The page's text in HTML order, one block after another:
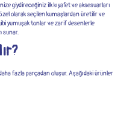
giydireceğiniz ilk kıyafet ve aksesuarları
olarak seçilen kumaşlardan üretilir ve
yumuşak tonlar ve zarif desenlerle
sunar.
fazla parçadan oluşur. Aşağıdaki ürünler